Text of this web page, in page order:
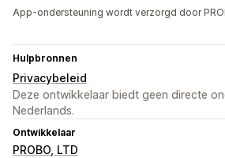
App-ondersteuning wordt verzorgd door
Hulpbronnen
Privacybeleid
Deze ontwikkelaar biedt geen directe
Nederlands.
Ontwikkelaar
PROBO, LTD